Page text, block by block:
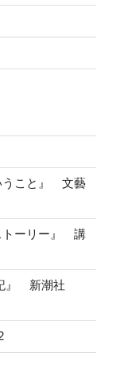
うこと』 文藝
トーリー』 講
』 新潮社